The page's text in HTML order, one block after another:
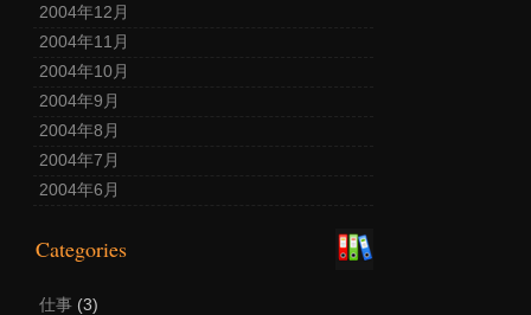
2004年12月
2004年11月
2004年10月
2004年9月
2004年8月
2004年7月
2004年6月
Categories
仕事 (3)